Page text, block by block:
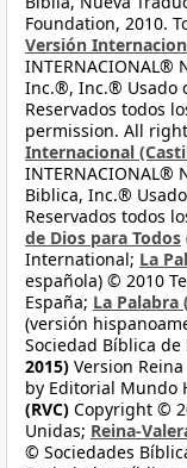
Foundation, 2010.
Versión
INTERNACIONAL®
Inc.®, Inc.® Usado
Reservados todos
permission. All
Internacional
INTERNACIONAL®
Biblica, Inc.®
Reservados todos
de Dios para Todos
International; La
española) © 2010
España; La Palabra
(versión
Sociedad Bíblica de
2015) Version
by Editorial Mundo
(RVC) Copyright ©
Unidas; Reina-
© Sociedades